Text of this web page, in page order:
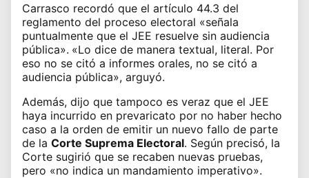
Carrasco recordó que el artículo 44.3 del
reglamento del proceso electoral «señala
puntualmente que el JEE resuelve sin audiencia
pública». «Lo dice de manera textual, literal. Por
eso no se citó a informes orales, no se citó a
audiencia pública», arguyó.
Además, dijo que tampoco es veraz que el JEE
haya incurrido en prevaricato por no haber hecho
caso a la orden de emitir un nuevo fallo de parte
de la Corte Suprema Electoral. Según precisó, la
Corte sugirió que se recaben nuevas pruebas,
pero «no indica un mandamiento imperativo».